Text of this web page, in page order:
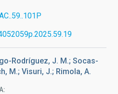
Rodríguez, J. M.; Socas-
M.; Visuri, J.; Rimola, A.